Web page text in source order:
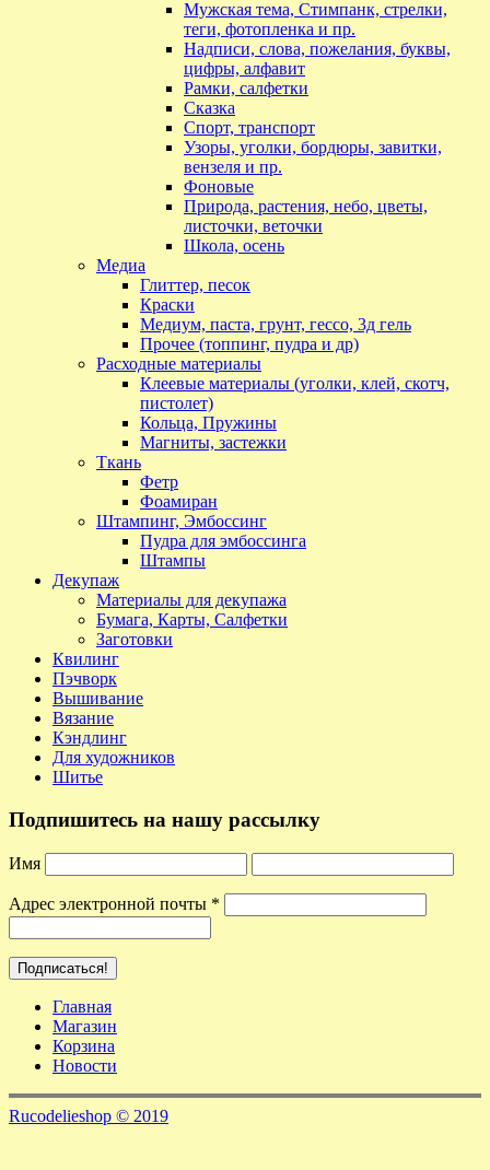
Мужская тема, Стимпанк, стрелки,
теги, фотопленка и пр.
Надписи, слова, пожелания, буквы,
цифры, алфавит
Рамки, салфетки
Сказка
Спорт, транспорт
Узоры, уголки, бордюры, завитки,
вензеля и пр.
Фоновые
Природа, растения, небо, цветы,
листочки, веточки
Школа, осень
Медиа
Глиттер, песок
Краски
Медиум, паста, грунт, гессо, 3д гель
Прочее (топпинг, пудра и др)
Расходные материалы
Клеевые материалы (уголки, клей, скотч,
пистолет)
Кольца, Пружины
Магниты, застежки
Ткань
Фетр
Фоамиран
Штампинг, Эмбоссинг
Пудра для эмбоссинга
Штампы
Декупаж
Материалы для декупажа
Бумага, Карты, Салфетки
Заготовки
Квилинг
Пэчворк
Вышивание
Вязание
Кэндлинг
Для художников
Шитье
Подпишитесь на нашу рассылку
Имя
Адрес электронной почты *
Главная
Магазин
Корзина
Новости
Rucodelieshop © 2019